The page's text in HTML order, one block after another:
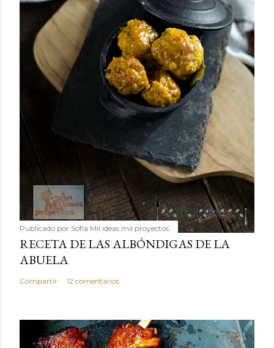
Publicado por Sofía Mil ideas mil proyectos
RECETA DE LAS ALBÓNDIGAS DE LA
ABUELA
Compartir 12 comentarios